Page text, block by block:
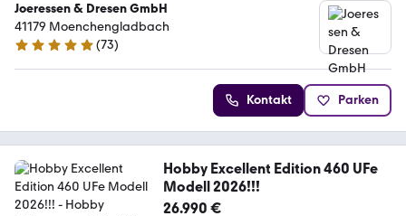
Joeressen & Dresen GmbH
41179 Moenchengladbach
4.8 Sterne
(73)
Kontakt Parken
Hobby Excellent Edition 460 UFe
Modell 2026!!!
26.990 €